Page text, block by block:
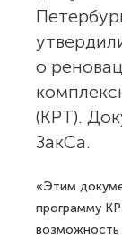
о
(КРТ).
ЗакСа.
«Этим
программу
возможность